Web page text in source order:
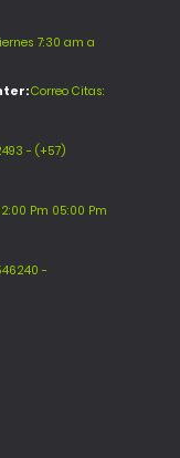
7:30 am a
Correo Citas:
- (+57)
Pm 05:00 Pm
-